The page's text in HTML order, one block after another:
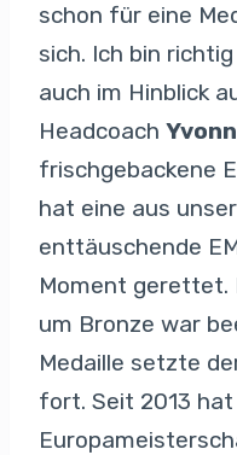
schon für eine
sich. Ich bin
auch im Hinblick
Headcoach
frischgebackene
hat eine aus
enttäuschende
Moment gerettet.
um Bronze war
Medaille setzte
fort. Seit 2013